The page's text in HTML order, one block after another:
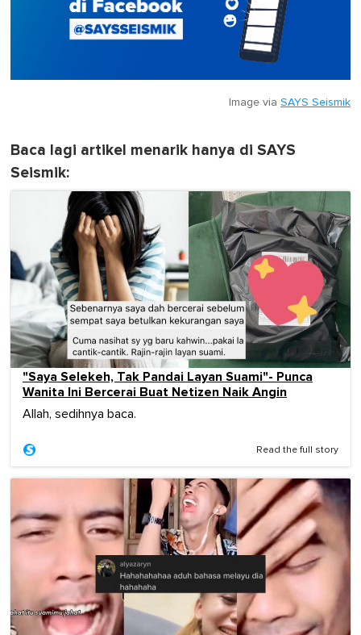
Image via SAYS Seismik
Baca lagi artikel menarik hanya di SAYS
Seismik:
"Saya Selekeh, Tak Pandai Layan Suami"- Punca
Wanita Ini Bercerai Buat Netizen Naik Angin
Allah, sedihnya baca.
Read the full story